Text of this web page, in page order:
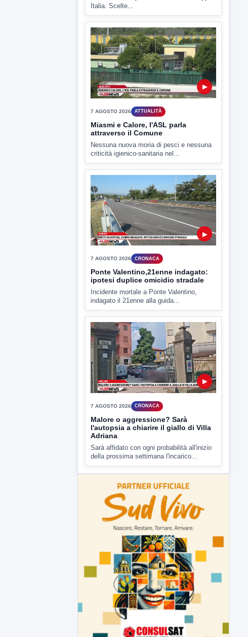
Benevento Calcio: Le scelte di
Floro Flores per il debutto di Coppa
Italia
Il Benevento è pronto al debutto di Coppa
Italia. Scelte...
Miasmi e Calore, l'ASL parla
attraverso il Comune
Nessuna nuova moria di pesci e nessuna
criticità igienico-sanitaria nel...
▶
Ponte Valentino,21enne indagato:
ipotesi duplice omicidio stradale
Incidente mortale a Ponte Valentino,
indagato il 21enne alla guida...
7 AGOSTO 2026
Malore o aggressione? Sarà
l'autopsia a chiarire il giallo di Villa
Adriana
Sarà affidato con ogni probabilità all'inizio
della prossima settimana l'incarico...